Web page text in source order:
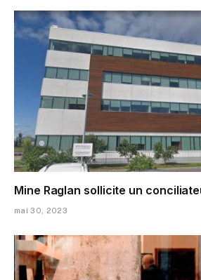
Mine Raglan sollicite un
mai 30, 2023